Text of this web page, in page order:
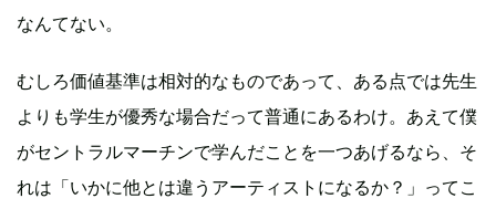
なんてない。
むしろ価値基準は相対的なものであって、ある点では先生
よりも学生が優秀な場合だって普通にあるわけ。あえて僕
がセントラルマーチンで学んだことを一つあげるなら、そ
れは「いかに他とは違うアーティストになるか？」ってこ